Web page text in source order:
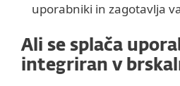
uporabniki in zagotavlja
Ali se splača
integriran v